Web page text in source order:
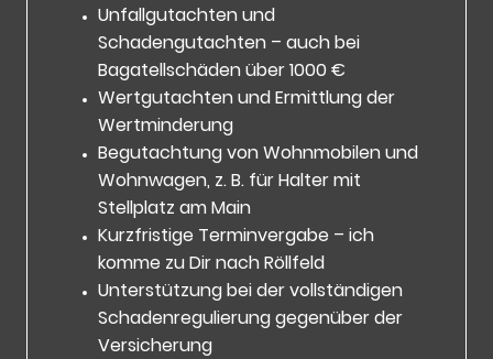
Unfallgutachten und
Schadengutachten – auch bei
Bagatellschäden über 1000 €
Wertgutachten und Ermittlung der
Wertminderung
Begutachtung von Wohnmobilen und
Wohnwagen, z. B. für Halter mit
Stellplatz am Main
Kurzfristige Terminvergabe – ich
komme zu Dir nach Röllfeld
Unterstützung bei der vollständigen
Schadenregulierung gegenüber der
Versicherung